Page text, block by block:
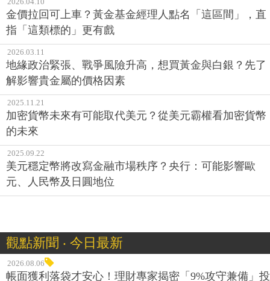
金價拉回可上車？黃金基金經理人點名「這區間」，直
指「這類標的」更有戲
2026.03.11
地緣政治緊張、戰爭風險升高，想買黃金與白銀？先了
解影響貴金屬的價格因素
2025.11.21
加密貨幣未來有可能取代美元？從美元霸權看加密貨幣
的未來
2025.09.22
美元穩定幣將改寫金融市場秩序？央行：可能影響歐
元、人民幣及日圓地位
觀點新聞 ‧ 今日最新
2026.08.06
帳面獲利落袋才安心！理財專家揭密「9%攻守兼備」投